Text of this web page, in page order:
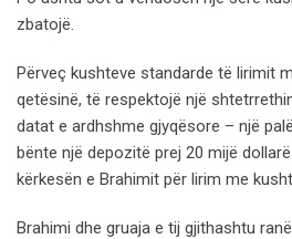
zbatojë.
Përveç kushteve standarde të lirimit
qetësinë, të respektojë një
datat e ardhshme gjyqësore – një
bënte një depozitë prej 20 mijë
kërkesën e Brahimit për lirim me
Brahimi dhe gruaja e tij gjithashtu